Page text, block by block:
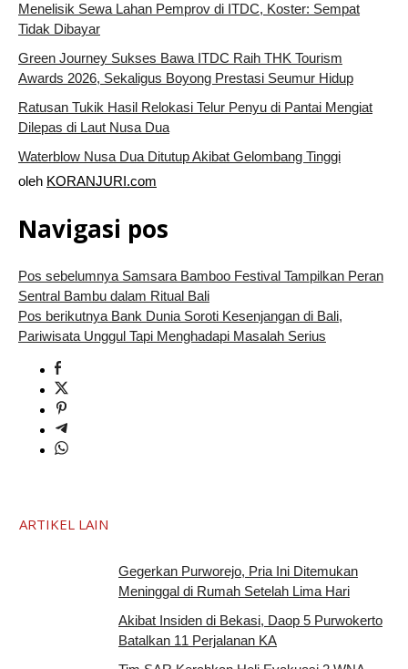
Menelisik Sewa Lahan Pemprov di ITDC, Koster: Sempat
Tidak Dibayar
Green Journey Sukses Bawa ITDC Raih THK Tourism
Awards 2026, Sekaligus Boyong Prestasi Seumur Hidup
Ratusan Tukik Hasil Relokasi Telur Penyu di Pantai Mengiat
Dilepas di Laut Nusa Dua
Waterblow Nusa Dua Ditutup Akibat Gelombang Tinggi
oleh KORANJURI.com
Navigasi pos
Pos sebelumnyaSamsara Bamboo Festival Tampilkan Peran
Sentral Bambu dalam Ritual Bali
Pos berikutnyaBank Dunia Soroti Kesenjangan di Bali,
Pariwisata Unggul Tapi Menghadapi Masalah Serius
ARTIKEL LAIN
Gegerkan Purworejo, Pria Ini Ditemukan
Meninggal di Rumah Setelah Lima Hari
Akibat Insiden di Bekasi, Daop 5 Purwokerto
Batalkan 11 Perjalanan KA